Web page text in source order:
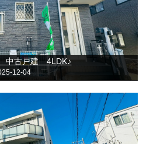
中古戸建 4LDK♪
12-04